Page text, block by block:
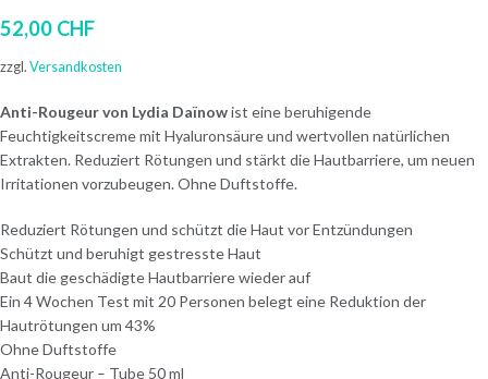
52,00 CHF
zzgl. Versandkosten
Anti-Rougeur von Lydia Daïnowist eine beruhigende
Feuchtigkeitscreme mit Hyaluronsäure und wertvollen natürlichen
Extrakten. Reduziert Rötungen und stärkt die Hautbarriere, um neuen
Irritationen vorzubeugen. Ohne Duftstoffe.
Reduziert Rötungen und schützt die Haut vor Entzündungen
Schützt und beruhigt gestresste Haut
Baut die geschädigte Hautbarriere wieder auf
Ein 4 Wochen Test mit 20 Personen belegt eine Reduktion der
Hautrötungen um 43%
Ohne Duftstoffe
Anti-Rougeur – Tube 50 ml